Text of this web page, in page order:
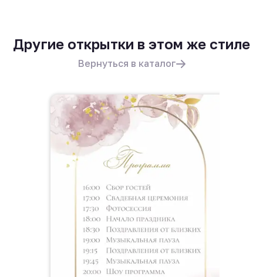
Другие открытки в этом же стиле
Вернуться в каталог